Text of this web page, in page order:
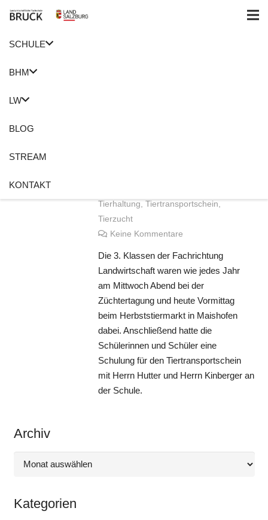
SCHULE
BHM
LW
BLOG
STREAM
KONTAKT
Tierhaltung, Tiertransportschein,
Tierzucht
Keine Kommentare
Die 3. Klassen der Fachrichtung
Landwirtschaft waren wie jedes Jahr
am Mittwoch Abend bei der
Züchtertagung und heute Vormittag
beim Herbststiermarkt in Maishofen
dabei. Anschließend hatte die
Schülerinnen und Schüler eine
Schulung für den Tiertransportschein
mit Herrn Hutter und Herrn Kinberger an
der Schule.
Archiv
Archiv
Kategorien